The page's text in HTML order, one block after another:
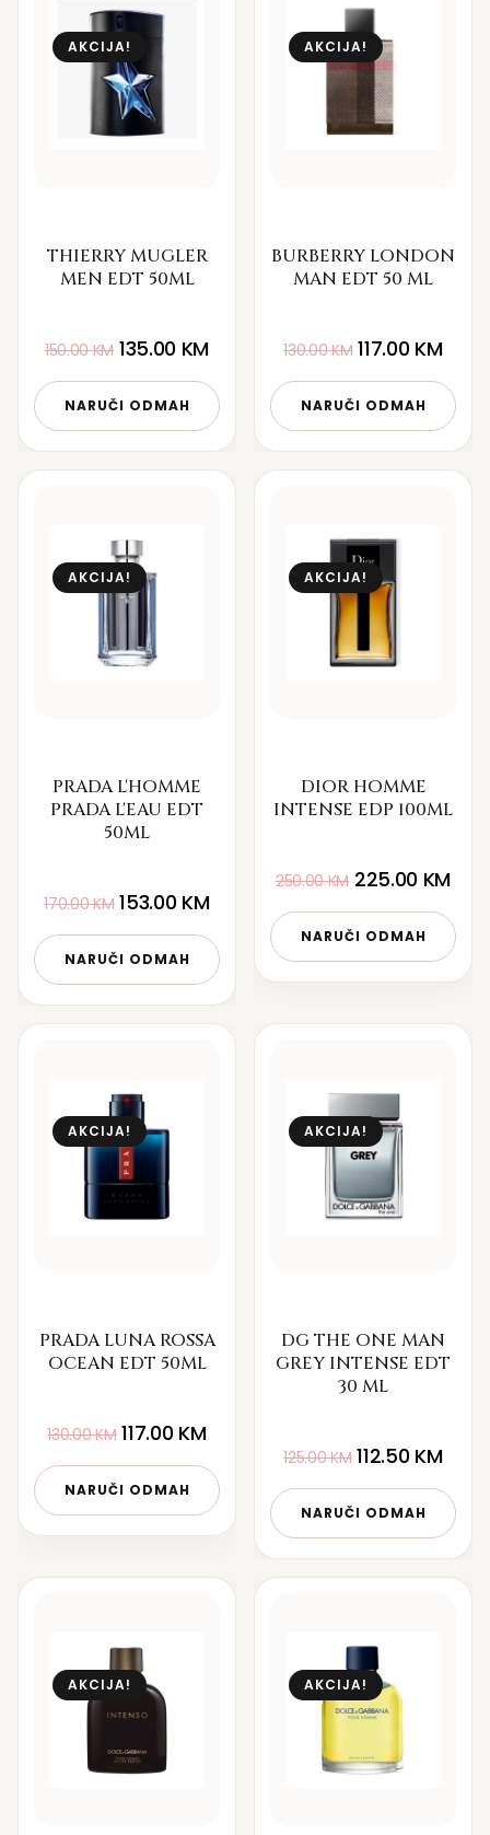
AKCIJA!
THIERRY MUGLER
MEN EDT 50ML
150.00KM 135.00 KM
NARUČI ODMAH
AKCIJA!
BURBERRY LONDON
MAN EDT 50 ML
130.00KM 117.00 KM
NARUČI ODMAH
AKCIJA!
PRADA L'HOMME
PRADA L'EAU EDT
50ML
170.00KM 153.00 KM
NARUČI ODMAH
AKCIJA!
DIOR HOMME
INTENSE EDP 100ML
250.00KM 225.00 KM
NARUČI ODMAH
AKCIJA!
PRADA LUNA ROSSA
OCEAN EDT 50ML
130.00KM 117.00 KM
NARUČI ODMAH
AKCIJA!
DG THE ONE MAN
GREY INTENSE EDT
30 ML
125.00KM 112.50 KM
NARUČI ODMAH
AKCIJA! AKCIJA!